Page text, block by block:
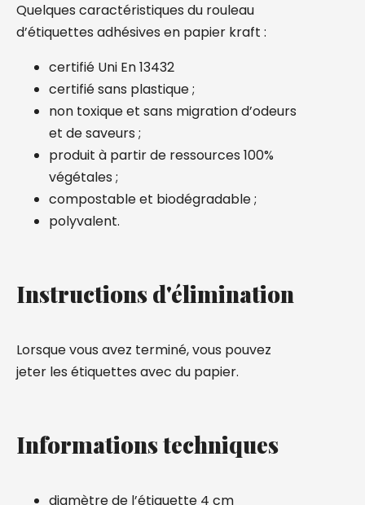
Quelques caractéristiques du rouleau
d’étiquettes adhésives en papier kraft :
certifié Uni En 13432
certifié sans plastique ;
non toxique et sans migration d’odeurs
et de saveurs ;
produit à partir de ressources 100%
végétales ;
compostable et biodégradable ;
polyvalent.
Instructions d'élimination
Lorsque vous avez terminé, vous pouvez
jeter les étiquettes avec du papier.
Informations techniques
diamètre de l’étiquette 4 cm